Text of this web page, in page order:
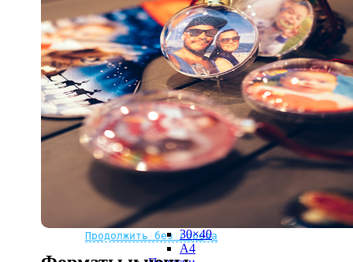
Не нашли Ваш город?
Мы доставляем по всему миру
Продолжить без города
20х20
20х30
30х30
30х40
А4
Фото
в
рамке
10х10
10×15
13×18
15×15
20×30
30×40
A4